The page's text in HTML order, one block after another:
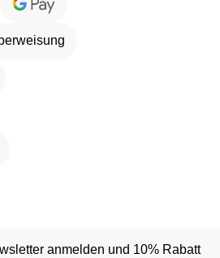
anmelden und 10% Rabatt